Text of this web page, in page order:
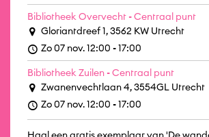
Bibliotheek Overvecht - Centraal punt
Gloriantdreef 1, 3562 KW Utrecht
Zo 07 nov. 12:00 - 17:00
Bibliotheek Zuilen - Centraal punt
Zwanenvechtlaan 4, 3554GL Utrecht
Zo 07 nov. 12:00 - 17:00